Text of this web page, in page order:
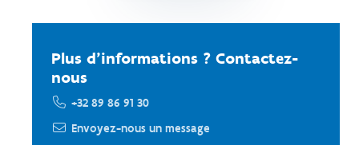
Plus d'informations ? Contactez-
nous
+32 89 86 91 30
Envoyez-nous un message